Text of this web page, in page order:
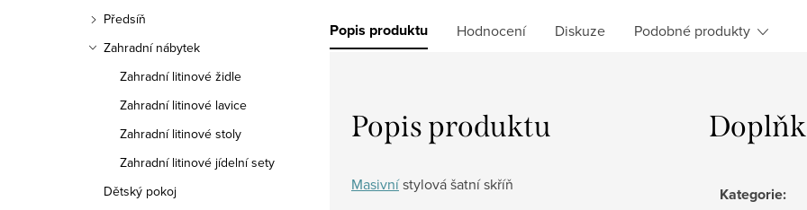
Předsíň
Zahradní nábytek
Zahradní litinové židle
Zahradní litinové lavice
Zahradní litinové stoly
Zahradní litinové jídelní sety
Dětský pokoj
Popis produktu Hodnocení Diskuze Podobné produkty
Popis produktu
Masivnístylová šatní skříň Kategorie: